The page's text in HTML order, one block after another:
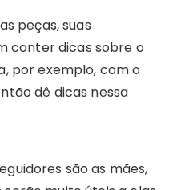
peças, suas
conter dicas sobre o
por exemplo, com o
dê dicas nessa
são as mães,